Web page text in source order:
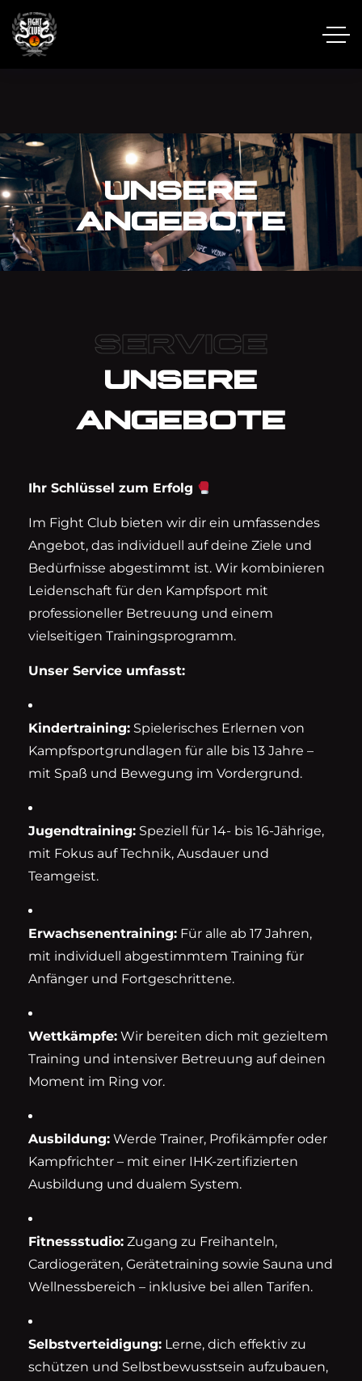
UNSERE
ANGEBOTE
UNSERE
ANGEBOTE
service
Ihr Schlüssel zum Erfolg
Im Fight Club bieten wir dir ein umfassendes
Angebot, das individuell auf deine Ziele und
Bedürfnisse abgestimmt ist. Wir kombinieren
Leidenschaft für den Kampfsport mit
professioneller Betreuung und einem
vielseitigen Trainingsprogramm.
Unser Service umfasst:
Kindertraining: Spielerisches Erlernen von
Kampfsportgrundlagen für alle bis 13 Jahre –
mit Spaß und Bewegung im Vordergrund.
Jugendtraining: Speziell für 14- bis 16-Jährige,
mit Fokus auf Technik, Ausdauer und
Teamgeist.
Erwachsenentraining: Für alle ab 17 Jahren,
mit individuell abgestimmtem Training für
Anfänger und Fortgeschrittene.
Wettkämpfe: Wir bereiten dich mit gezieltem
Training und intensiver Betreuung auf deinen
Moment im Ring vor.
Ausbildung: Werde Trainer, Profikämpfer oder
Kampfrichter – mit einer IHK-zertifizierten
Ausbildung und dualem System.
Fitnessstudio: Zugang zu Freihanteln,
Cardiogeräten, Gerätetraining sowie Sauna und
Wellnessbereich – inklusive bei allen Tarifen.
Selbstverteidigung: Lerne, dich effektiv zu
schützen und Selbstbewusstsein aufzubauen,